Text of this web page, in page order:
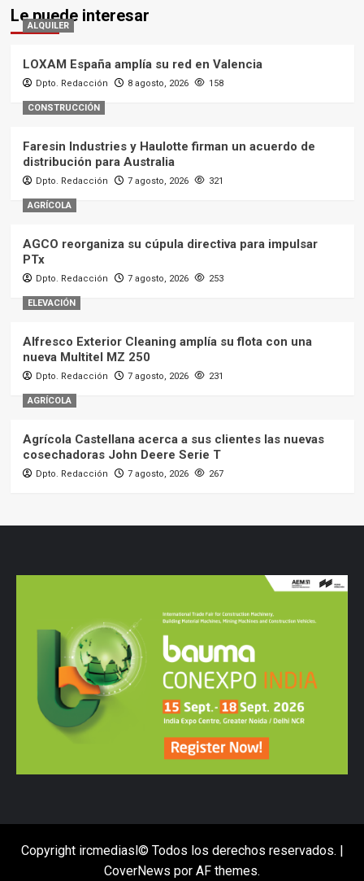
Le puede interesar
ALQUILER
LOXAM España amplía su red en Valencia
Dpto. Redacción 8 agosto, 2026 158
CONSTRUCCIÓN
Faresin Industries y Haulotte firman un acuerdo de
distribución para Australia
Dpto. Redacción 7 agosto, 2026 321
AGRÍCOLA
AGCO reorganiza su cúpula directiva para impulsar
PTx
Dpto. Redacción 7 agosto, 2026 253
ELEVACIÓN
Alfresco Exterior Cleaning amplía su flota con una
nueva Multitel MZ 250
Dpto. Redacción 7 agosto, 2026 231
AGRÍCOLA
Agrícola Castellana acerca a sus clientes las nuevas
cosechadoras John Deere Serie T
Dpto. Redacción 7 agosto, 2026 267
Copyright ircmediasl© Todos los derechos reservados. |
CoverNews por AF themes.